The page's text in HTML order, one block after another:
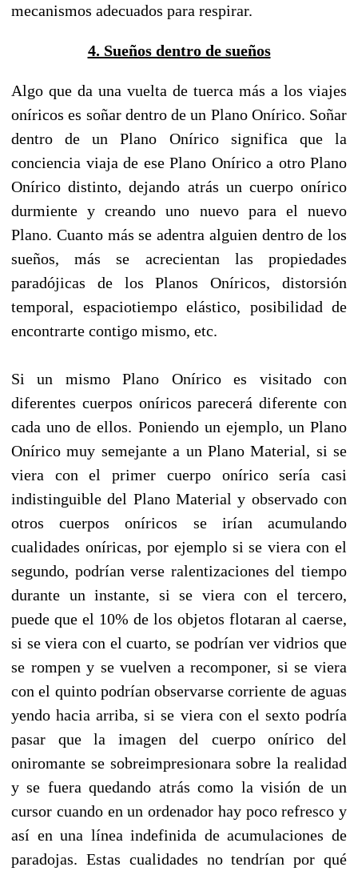
mecanismos adecuados para respirar.
4. Sueños dentro de sueños
Algo que da una vuelta de tuerca más a los viajes
oníricos es soñar dentro de un Plano Onírico. Soñar
dentro de un Plano Onírico significa que la
conciencia viaja de ese Plano Onírico a otro Plano
Onírico distinto, dejando atrás un cuerpo onírico
durmiente y creando uno nuevo para el nuevo
Plano. Cuanto más se adentra alguien dentro de los
sueños, más se acrecientan las propiedades
paradójicas de los Planos Oníricos, distorsión
temporal, espaciotiempo elástico, posibilidad de
encontrarte contigo mismo, etc.
Si un mismo Plano Onírico es visitado con
diferentes cuerpos oníricos parecerá diferente con
cada uno de ellos. Poniendo un ejemplo, un Plano
Onírico muy semejante a un Plano Material, si se
viera con el primer cuerpo onírico sería casi
indistinguible del Plano Material y observado con
otros cuerpos oníricos se irían acumulando
cualidades oníricas, por ejemplo si se viera con el
segundo, podrían verse ralentizaciones del tiempo
durante un instante, si se viera con el tercero,
puede que el 10% de los objetos flotaran al caerse,
si se viera con el cuarto, se podrían ver vidrios que
se rompen y se vuelven a recomponer, si se viera
con el quinto podrían observarse corriente de aguas
yendo hacia arriba, si se viera con el sexto podría
pasar que la imagen del cuerpo onírico del
oniromante se sobreimpresionara sobre la realidad
y se fuera quedando atrás como la visión de un
cursor cuando en un ordenador hay poco refresco y
así en una línea indefinida de acumulaciones de
paradojas. Estas cualidades no tendrían por qué